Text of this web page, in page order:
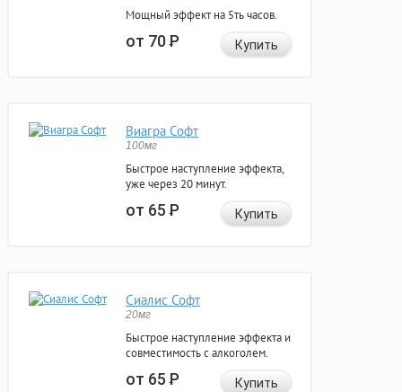
Мощный эффект на 5ть часов.
от 70Р Купить
Виагра Софт
100мг
Быстрое наступление эффекта,
уже через 20 минут.
от 65Р Купить
Сиалис Софт
20мг
Быстрое наступление эффекта и
совместимость с алкоголем.
от 65Р Купить